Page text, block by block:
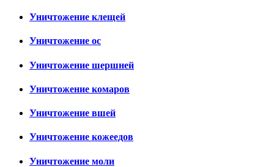
Уничтожение клещей
Уничтожение ос
Уничтожение шершней
Уничтожение комаров
Уничтожение вшей
Уничтожение кожеедов
Уничтожение моли